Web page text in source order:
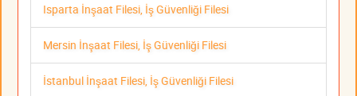
Isparta İnşaat Filesi, İş Güvenliği Filesi
Mersin İnşaat Filesi, İş Güvenliği Filesi
İstanbul İnşaat Filesi, İş Güvenliği Filesi